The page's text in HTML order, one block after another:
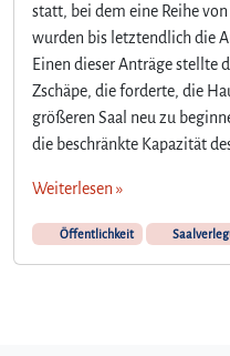
statt, bei dem eine Reihe
wurden bis letztendlich die
Einen dieser Anträge stellte
Zschäpe, die forderte, die
größeren Saal neu zu
die beschränkte Kapazität
Weiterlesen »
Öffentlichkeit